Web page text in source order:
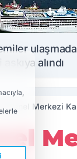
alındı
Genel Merkezi